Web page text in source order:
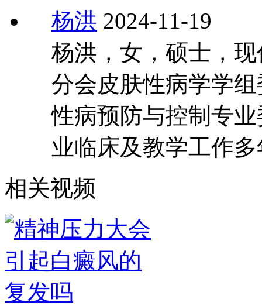
杨洪 2024-11-19
杨洪，女，硕士，
分会皮肤性病学学
性病预防与控制专
业临床及教学工作
相关视频